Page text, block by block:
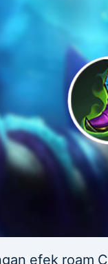
efek roam